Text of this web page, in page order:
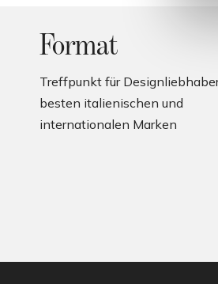
o
n
s
Format
Treffpunkt für
besten italienischen und
internationalen Marken